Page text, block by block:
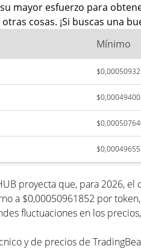
mayor esfuerzo para
cosas. ¡Si buscas una
Mínimo
proyecta que, para 2026,
a $0,00050961852 por
fluctuaciones en los
y de precios de